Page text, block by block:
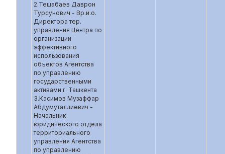
2.Тешабаев Даврон
Турсунович - Вр.и.о.
Директора тер.
управления Центра по
организации
эффективного
использования
объектов Агентства
по управлению
государственными
активами г. Ташкента
3.Касимов Музаффар
Абдумуталлиевич -
Начальник
юридического отдела
территориального
управления Агентства
по управлению